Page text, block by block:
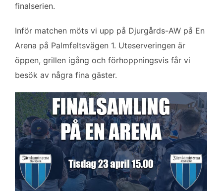
finalserien.
Inför matchen möts vi upp på Djurgårds-AW på En
Arena på Palmfeltsvägen 1. Uteserveringen är
öppen, grillen igång och förhoppningsvis får vi
besök av några fina gäster.